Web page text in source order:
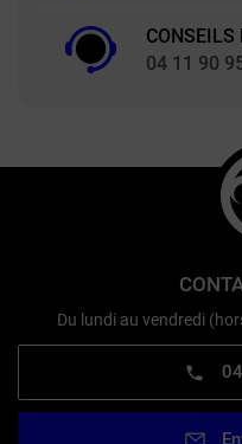
CONSEILS
04 11 90
Du lundi au vendredi